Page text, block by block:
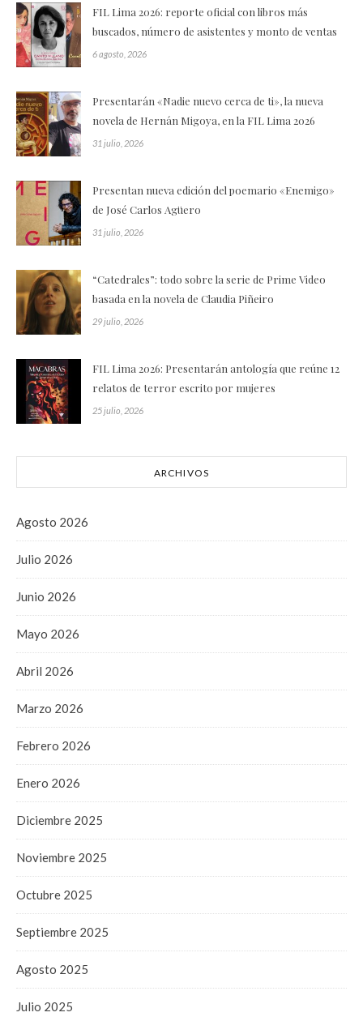
FIL Lima 2026: reporte oficial con libros más
buscados, número de asistentes y monto de ventas
6 agosto, 2026
Presentarán «Nadie nuevo cerca de ti», la nueva
novela de Hernán Migoya, en la FIL Lima 2026
31 julio, 2026
Presentan nueva edición del poemario «Enemigo»
de José Carlos Agüero
31 julio, 2026
“Catedrales”: todo sobre la serie de Prime Video
basada en la novela de Claudia Piñeiro
29 julio, 2026
FIL Lima 2026: Presentarán antología que reúne 12
relatos de terror escrito por mujeres
25 julio, 2026
ARCHIVOS
Agosto 2026
Julio 2026
Junio 2026
Mayo 2026
Abril 2026
Marzo 2026
Febrero 2026
Enero 2026
Diciembre 2025
Noviembre 2025
Octubre 2025
Septiembre 2025
Agosto 2025
Julio 2025